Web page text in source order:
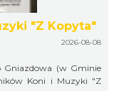
"Z Kopyta"
2026-08-08
Gniazdowa (w Gminie
Koni i Muzyki "Z